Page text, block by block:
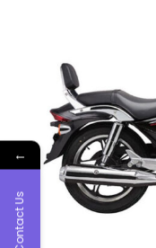
←
Contact Us